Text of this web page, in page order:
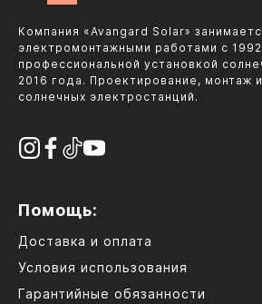
Компания «Avangard Solar»
электромонтажными работами с
профессиональной установкой
2016 года. Проектирование, монтаж
солнечных электростанций.
Помощь:
Доставка и оплата
Условия использования
Гарантийные обязанности